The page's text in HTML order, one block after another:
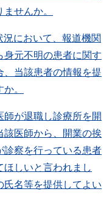
せんか。
況において、報道機関
身元不明の患者に関す
、当該患者の情報を提
。
が退職し診療所を開
該医師から、開業の挨
診察を行っている患者
しいと言われまし
氏名等を提供してよい